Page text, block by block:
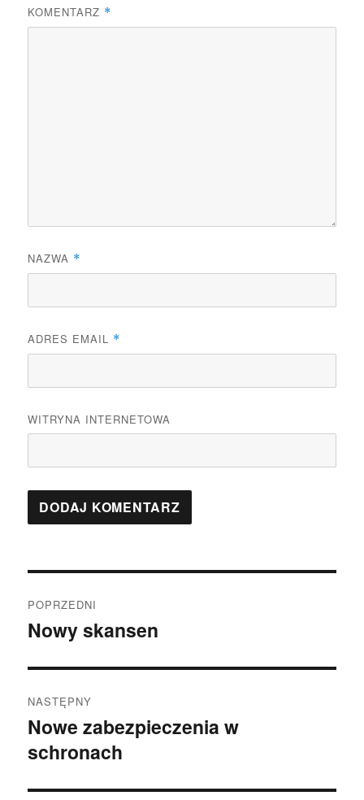
KOMENTARZ *
NAZWA *
ADRES EMAIL *
WITRYNA INTERNETOWA
wpisu
POPRZEDNI
Poprzedni
Nowy skansen
NASTĘPNY
Następny
wpis:
Nowe zabezpieczenia w
schronach